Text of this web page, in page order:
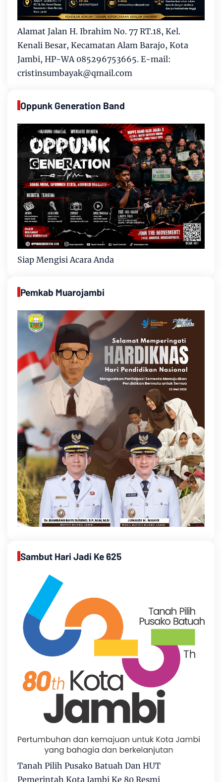
Alamat Jalan H. Ibrahim No. 77 RT.18, Kel.
Kenali Besar, Kecamatan Alam Barajo, Kota
Jambi, HP-WA 085296753665. E-mail:
cristinsumbayak@qmail.com
Oppunk Generation Band
Siap Mengisi Acara Anda
Pemkab Muarojambi
Sambut Hari Jadi Ke 625
Tanah Pilih Pusako Batuah Dan HUT
Pemerintah Kota Jambi Ke 80 Resmi